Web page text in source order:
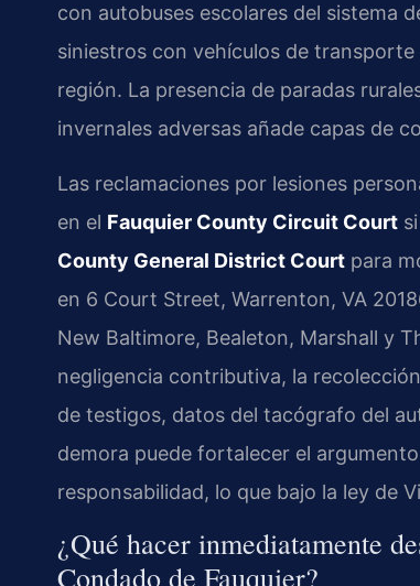
con autobuses escolares del sistema
siniestros con vehículos de
región. La presencia de paradas
invernales adversas añade capas de
Las reclamaciones por lesiones
en el Fauquier County Circuit Court
County General District Court para
en 6 Court Street, Warrenton, VA
New Baltimore, Bealeton, Marshall y
negligencia contributiva, la
de testigos, datos del tacógrafo del
demora puede fortalecer el
responsabilidad, lo que bajo la ley de
¿Qué hacer inmediatamente
Condado de Fauquier?